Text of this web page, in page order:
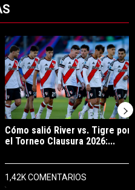
"Coudet tras la derrota ante
Un artículo de tendencia con el
Cómo salió River vs. Tigre por
el Torneo Clausura 2026:...
1,42K COMENTARIOS